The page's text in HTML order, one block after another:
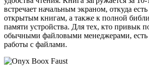
встречает начальным экраном, откуда
открытым книгам, а также к полной
памяти устройства. Для тех, кто привык
обычными файловыми менеджерами, есть
работы с файлами.